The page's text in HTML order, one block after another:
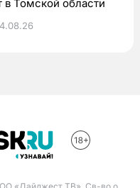
в Томской области